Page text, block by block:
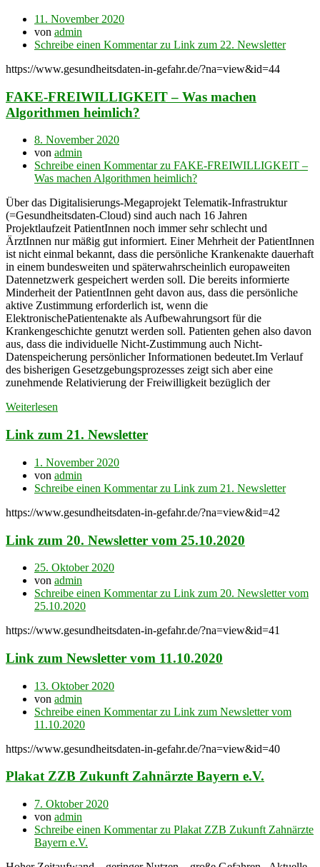
11. November 2020
von admin
Schreibe einen Kommentarzu Link zum 22. Newsletter
https://www.gesundheitsdaten-in-gefahr.de/?na=view&id=44
FAKE-FREIWILLIGKEIT – Was machen
Algorithmen heimlich?
8. November 2020
von admin
Schreibe einen Kommentarzu FAKE-FREIWILLIGKEIT –
Was machen Algorithmen heimlich?
Über das Digitalisierungs-Megaprojekt Telematik-Infrastruktur
(=Gesundheitsdaten-Cloud) sind auch nach 16 Jahren
Projektlaufzeit PatientInnen noch immer sehr schlecht und
ÄrztInnen nur mäßig gut informiert. Einer Mehrheit der PatientInnen
ist nicht einmal bekannt, dass die persönliche Krankenakte dauerhaft
in einem bundesweiten und späterwahrscheinlich europaweiten
Datennetzwerk gespeichert werden soll. Die bereits informierte
Minderheit der PatientInnen geht davon aus, dass die persönliche
aktive Zustimmung erforderlich ist, wenn die
ElektronischePatientenakte als Aufbewahrungsort für die
Krankengeschichte genutzt werden soll. Patienten gehen also davon
aus, dass die individuelle Nicht-Zustimmung auch Nicht-
Datenspeicherung persönlicher Informationen bedeutet.Im Verlauf
des bisherigen Gesetzgebungsprozesses zeigt sich aber eine
zunehmende Relativierung der Freiwilligkeit bezüglich der
Weiterlesen
Link zum 21. Newsletter
1. November 2020
von admin
Schreibe einen Kommentarzu Link zum 21. Newsletter
https://www.gesundheitsdaten-in-gefahr.de/?na=view&id=42
Link zum 20. Newsletter vom 25.10.2020
25. Oktober 2020
von admin
Schreibe einen Kommentarzu Link zum 20. Newsletter vom
25.10.2020
https://www.gesundheitsdaten-in-gefahr.de/?na=view&id=41
Link zum Newsletter vom 11.10.2020
13. Oktober 2020
von admin
Schreibe einen Kommentarzu Link zum Newsletter vom
11.10.2020
https://www.gesundheitsdaten-in-gefahr.de/?na=view&id=40
Plakat ZZB Zukunft Zahnärzte Bayern e.V.
7. Oktober 2020
von admin
Schreibe einen Kommentarzu Plakat ZZB Zukunft Zahnärzte
Bayern e.V.